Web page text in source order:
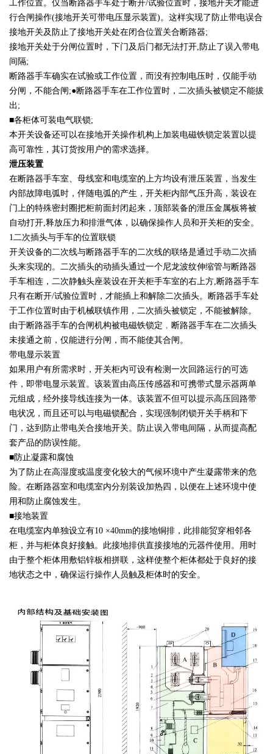
工作位置。仅当断路器手车处于断开/试验位置时，接地开关才能进
行合闸操作(接地开关可带电压显示装置)。这样实现了防止带电误合
接地开关及防止了接地开关处在闭合位置关合断路器;
接地开关处于分闸位置时，下门及后门都无法打开,防止了误入带电
间隔;
断路器手车确实在试验或工作位置，而没有控制电压时，仅能手动
分闸，不能合闸;●断路器手车在工作位置时，二次插头被锁定不能拔
出;
■各柜体可装电气联锁;
本开关设备还可以在接地开关操作机构上加装电磁铁锁定装置以提
高可靠性，其订货按用户的需求选择。
泄压装置
在断路器手车室、母线室和电缆室的上方均设有泄压装置，当发生
内部故障电弧时，伴随电弧的产生，开关柜内部气压升高，装设在
门上的特殊密封圈把柜前面封闭起来，顶部装备的泄压金属板将被
自动打开,释放压力和排泄气体，以确保操作人员和开关柜的安全。
1二次插头与手车的位置联锁
开关设备的二次线与断路器手车的二次线的联络是通过手动二次插
头来实现的。二次插头的动插头通过一个尼龙波纹伸缩管与断路器
手车相连，二次静触头座装设在开关柜手车室的右上方,断路器手车
只有在断开/试验位置时，才能插上和解除二次插头。断路器手车处
于工作位置时由于机械联镇作用，二次插头被锁定，不能被解除。
由于断路器手车的合闸机构被电磁铁锁定﹐断路器手车在二次插头
未接通之前，仅能进行分闸，而不能使其合闸。
带电显示装置
如果用户有所需求时，开关柜内可设有检测一次回路运行的可选
件，即带电显示装置。该装置由高压传感器和可携带式显示器两单
元组成，经外接导线连接为一体。该装置不但可以提示高压回路带
电状况，而且还可以与电磁锁配合，实现强制闭锁开关手柄和下
门，达到防止带电关合接地开关。防止误入带电间隔，从而提高配
套产品的防误性能。
■防止凝露和腐蚀
为了防止在高湿度或温度变化较大的气候环境中产生凝露带来的危
险。在断路器室和电缆室内分别装设加热四，以便在上述环境中使
用和防止腐蚀发生。
■接地装置
在电缆室内单独设立有10 ×40mm的接地铜排，此排能贸穿相邻各
柜，并与柜体良好接触。此接地排供直接接地的元器件使用。用时
由于整个柜体用敷铝锌板相拼联，这样使整个柜体都处于良好的接
地状态之中，确保运行操作人员触及柜体时的安全。